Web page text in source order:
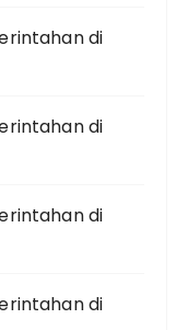
di
di
di
di